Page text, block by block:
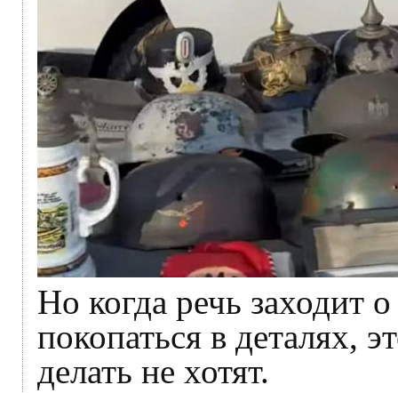
Но когда речь заходит
покопаться в деталях,
делать не хотят.